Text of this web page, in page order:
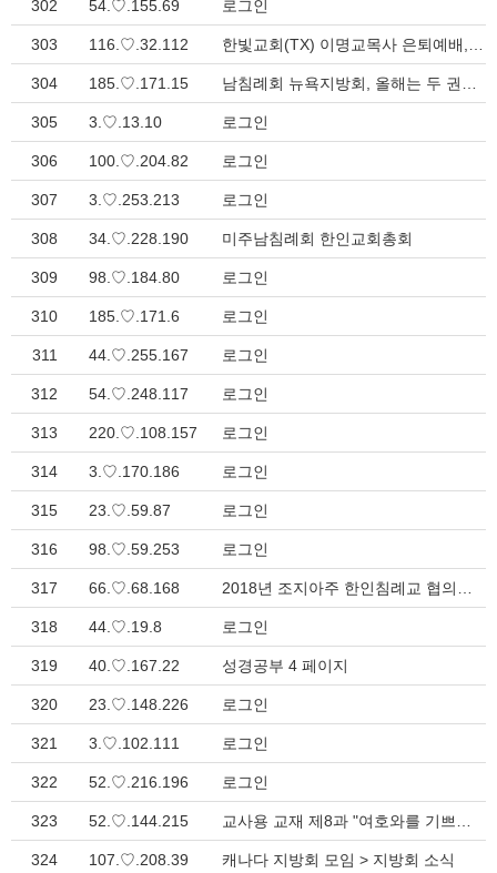
302 54.♡.155.69 로그인
303 116.♡.32.112
304 185.♡.171.15
305 3.♡.13.10 로그인
306 100.♡.204.82 로그인
307 3.♡.253.213 로그인
308 34.♡.228.190 미주남침례회 한인교회총회
309 98.♡.184.80 로그인
310 185.♡.171.6 로그인
311 44.♡.255.167 로그인
312 54.♡.248.117 로그인
313 220.♡.108.157 로그인
314 3.♡.170.186 로그인
315 23.♡.59.87 로그인
316 98.♡.59.253 로그인
317 66.♡.68.168
318 44.♡.19.8 로그인
319 40.♡.167.22 성경공부 4 페이지
320 23.♡.148.226 로그인
321 3.♡.102.111 로그인
322 52.♡.216.196 로그인
323 52.♡.144.215
324 107.♡.208.39 캐나다 지방회 모임 > 지방회 소식